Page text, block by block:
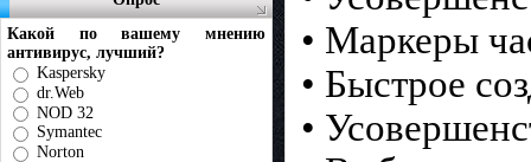
Какой по вашему мнению
антивирус, лучший?
Kaspersky
dr.Web
NOD 32
Symantec
Norton
• Маркеры
• Быстрое
•